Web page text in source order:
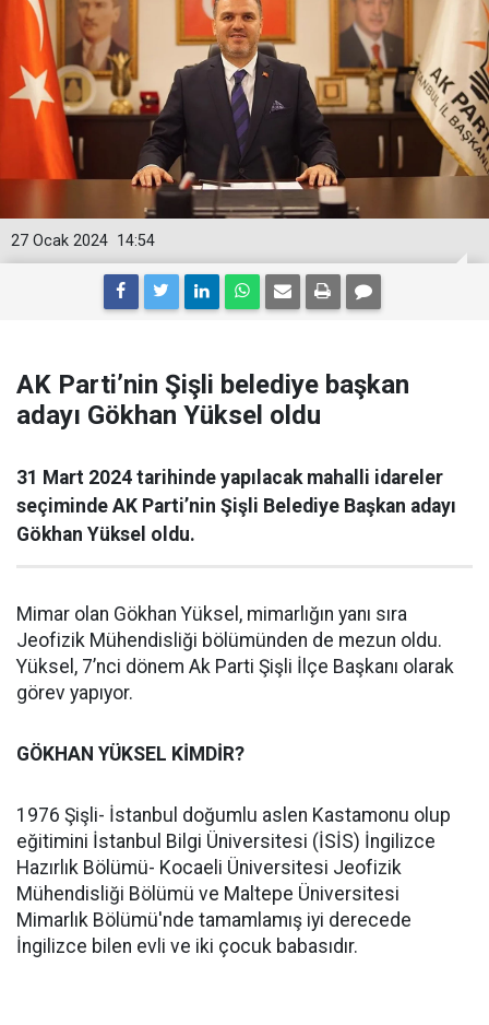
14:54
27 Ocak 2024
AK Parti’nin Şişli belediye başkan
adayı Gökhan Yüksel oldu
31 Mart 2024 tarihinde yapılacak mahalli idareler
seçiminde AK Parti’nin Şişli Belediye Başkan adayı
Gökhan Yüksel oldu.
Mimar olan Gökhan Yüksel, mimarlığın yanı sıra
Jeofizik Mühendisliği bölümünden de mezun oldu.
Yüksel, 7’nci dönem Ak Parti Şişli İlçe Başkanı olarak
görev yapıyor.
GÖKHAN YÜKSEL KİMDİR?
1976 Şişli- İstanbul doğumlu aslen Kastamonu olup
eğitimini İstanbul Bilgi Üniversitesi (İSİS) İngilizce
Hazırlık Bölümü- Kocaeli Üniversitesi Jeofizik
Mühendisliği Bölümü ve Maltepe Üniversitesi
Mimarlık Bölümü'nde tamamlamış iyi derecede
İngilizce bilen evli ve iki çocuk babasıdır.